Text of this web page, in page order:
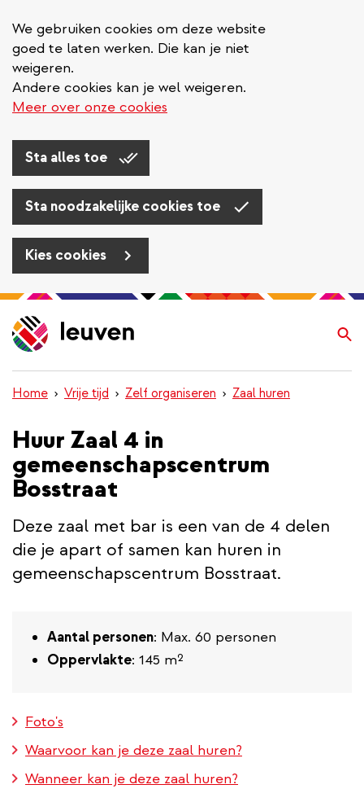
We gebruiken cookies om deze website
goed te laten werken. Die kan je niet
weigeren.
Andere cookies kan je wel weigeren.
Meer over onze cookies
Sta alles toe
Sta noodzakelijke cookies toe
Kies cookies
Overslaan
en
naar
inhoud
gaan
Home Vrije tijd Zelf organiseren Zaal huren
Huur Zaal 4 in
gemeenschapscentrum
Bosstraat
Deze zaal met bar is een van de 4 delen
die je apart of samen kan huren in
gemeenschapscentrum Bosstraat.
Aantal personen: Max. 60 personen
Oppervlakte: 145 m²
Foto's
Waarvoor kan je deze zaal huren?
Wanneer kan je deze zaal huren?